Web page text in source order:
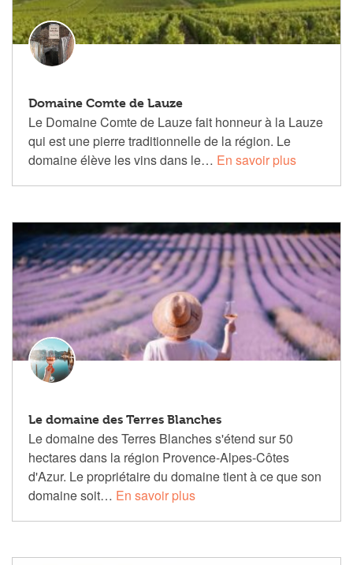
Domaine Comte de Lauze
Le Domaine Comte de Lauze fait honneur à la Lauze
qui est une pierre traditionnelle de la région. Le
domaine élève les vins dans le… En savoir plus
Le domaine des Terres Blanches
Le domaine des Terres Blanches s'étend sur 50
hectares dans la région Provence-Alpes-Côtes
d'Azur. Le propriétaire du domaine tient à ce que son
domaine soit… En savoir plus